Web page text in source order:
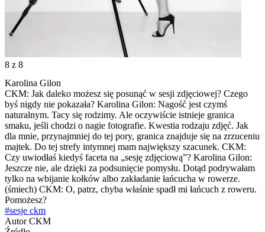
8 z 8
Karolina Gilon
CKM: Jak daleko możesz się posunąć w sesji zdjęciowej? Czego
byś nigdy nie pokazała? Karolina Gilon: Nagość jest czymś
naturalnym. Tacy się rodzimy. Ale oczywiście istnieje granica
smaku, jeśli chodzi o nagie fotografie. Kwestia rodzaju zdjęć. Jak
dla mnie, przynajmniej do tej pory, granica znajduje się na zrzuceniu
majtek. Do tej strefy intymnej mam największy szacunek. CKM:
Czy uwiodłaś kiedyś faceta na „sesję zdjęciową”? Karolina Gilon:
Jeszcze nie, ale dzięki za podsunięcie pomysłu. Dotąd podrywałam
tylko na wbijanie kołków albo zakładanie łańcucha w rowerze.
(śmiech) CKM: O, patrz, chyba właśnie spadł mi łańcuch z roweru.
Pomożesz?
#sesje ckm
Autor CKM